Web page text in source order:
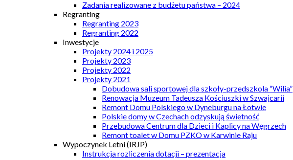
Zadania realizowane z budżetu państwa – 2024
Regranting
Regranting 2023
Regranting 2022
Inwestycje
Projekty 2024 i 2025
Projekty 2023
Projekty 2022
Projekty 2021
Dobudowa sali sportowej dla szkoły-przedszkola “Wilia”
Renowacja Muzeum Tadeusza Kościuszki w Szwajcarii
Remont Domu Polskiego w Dyneburgu na Łotwie
Polskie domy w Czechach odzyskują świetność
Przebudowa Centrum dla Dzieci i Kaplicy na Węgrzech
Remont toalet w Domu PZKO w Karwinie Raju
Wypoczynek Letni (IRJP)
Instrukcja rozliczenia dotacji – prezentacja